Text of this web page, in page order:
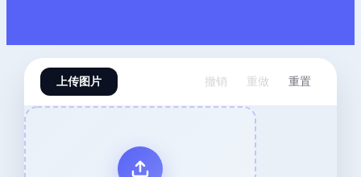
上传图片 撤销 重做 重置